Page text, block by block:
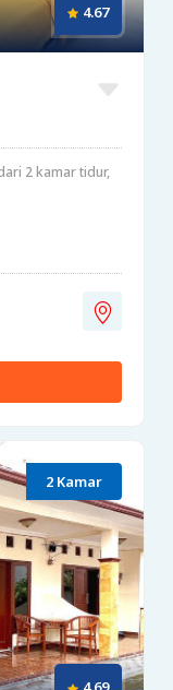
4.67
2 kamar tidur,
2 Kamar